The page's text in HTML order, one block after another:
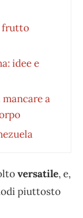
frutto
idee e
a
versatile, e,
piuttosto